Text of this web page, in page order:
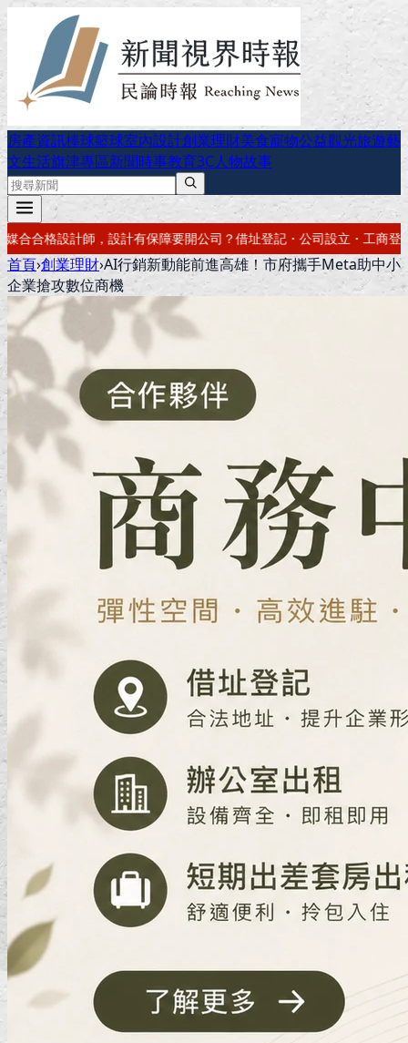
房產資訊棒球籃球室內設計創業理財美食寵物公益觀光旅遊藝
文生活旗津專區新聞時事教育3C人物故事
公司？借址登記・公司設立・工商登記一次辦好記帳報稅・節稅規劃
首頁›創業理財›AI行銷新動能前進高雄！市府攜手Meta助中小
企業搶攻數位商機